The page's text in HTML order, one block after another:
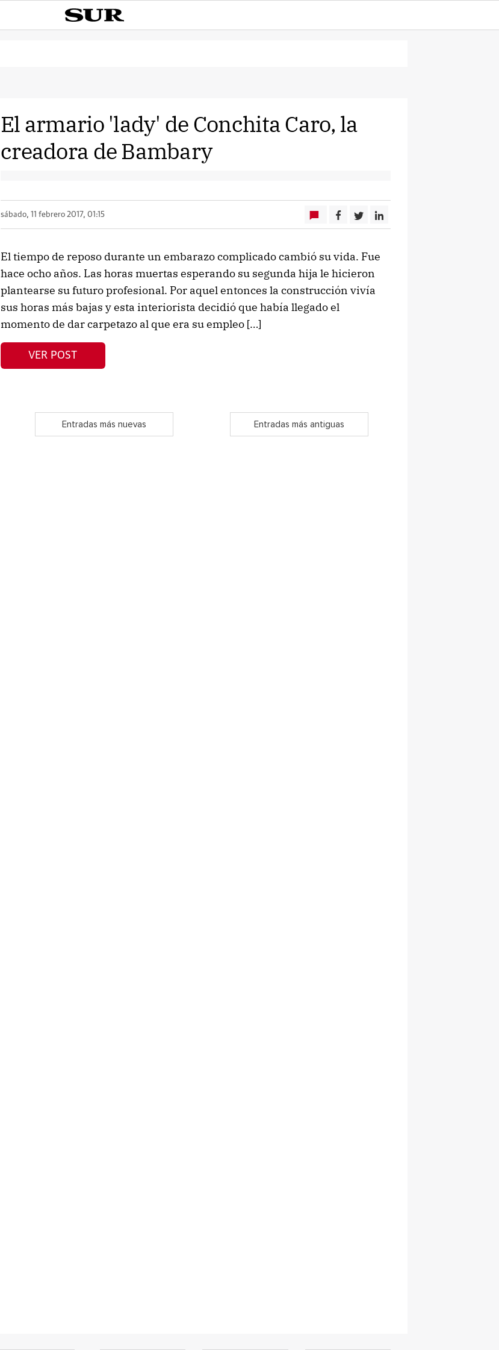
El armario 'lady' de Conchita Caro, la
creadora de Bambary
sábado, 11 febrero 2017, 01:15
El tiempo de reposo durante un embarazo complicado cambió su vida. Fue
hace ocho años. Las horas muertas esperando su segunda hija le hicieron
plantearse su futuro profesional. Por aquel entonces la construcción vivía
sus horas más bajas y esta interiorista decidió que había llegado el
momento de dar carpetazo al que era su empleo […]
VER POST
Entradas más nuevas Entradas más antiguas